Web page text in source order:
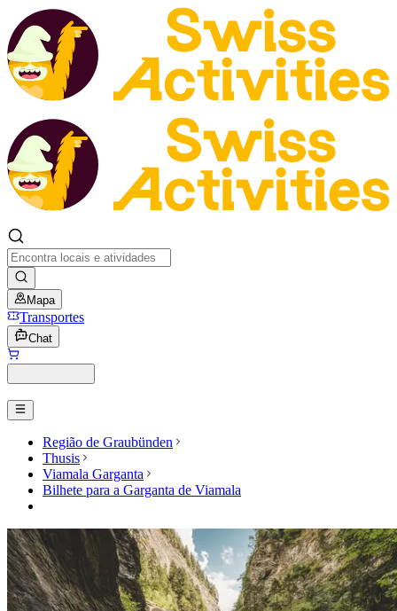
Mapa
Transportes
Chat
Região de Graubünden
Thusis
Viamala Garganta
Bilhete para a Garganta de Viamala